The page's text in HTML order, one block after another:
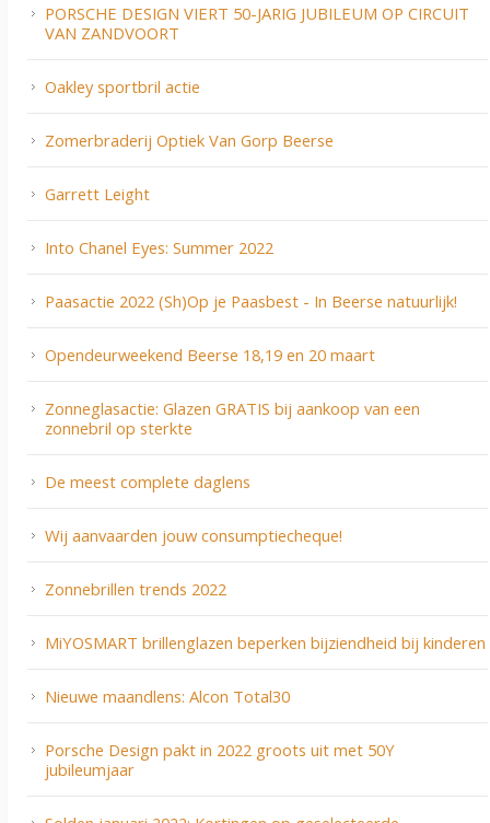
PORSCHE DESIGN VIERT 50-JARIG JUBILEUM OP CIRCUIT
VAN ZANDVOORT
Oakley sportbril actie
Zomerbraderij Optiek Van Gorp Beerse
Garrett Leight
Into Chanel Eyes: Summer 2022
Paasactie 2022 (Sh)Op je Paasbest - In Beerse natuurlijk!
Opendeurweekend Beerse 18,19 en 20 maart
Zonneglasactie: Glazen GRATIS bij aankoop van een
zonnebril op sterkte
De meest complete daglens
Wij aanvaarden jouw consumptiecheque!
Zonnebrillen trends 2022
MiYOSMART brillenglazen beperken bijziendheid bij kinderen
Nieuwe maandlens: Alcon Total30
Porsche Design pakt in 2022 groots uit met 50Y
jubileumjaar